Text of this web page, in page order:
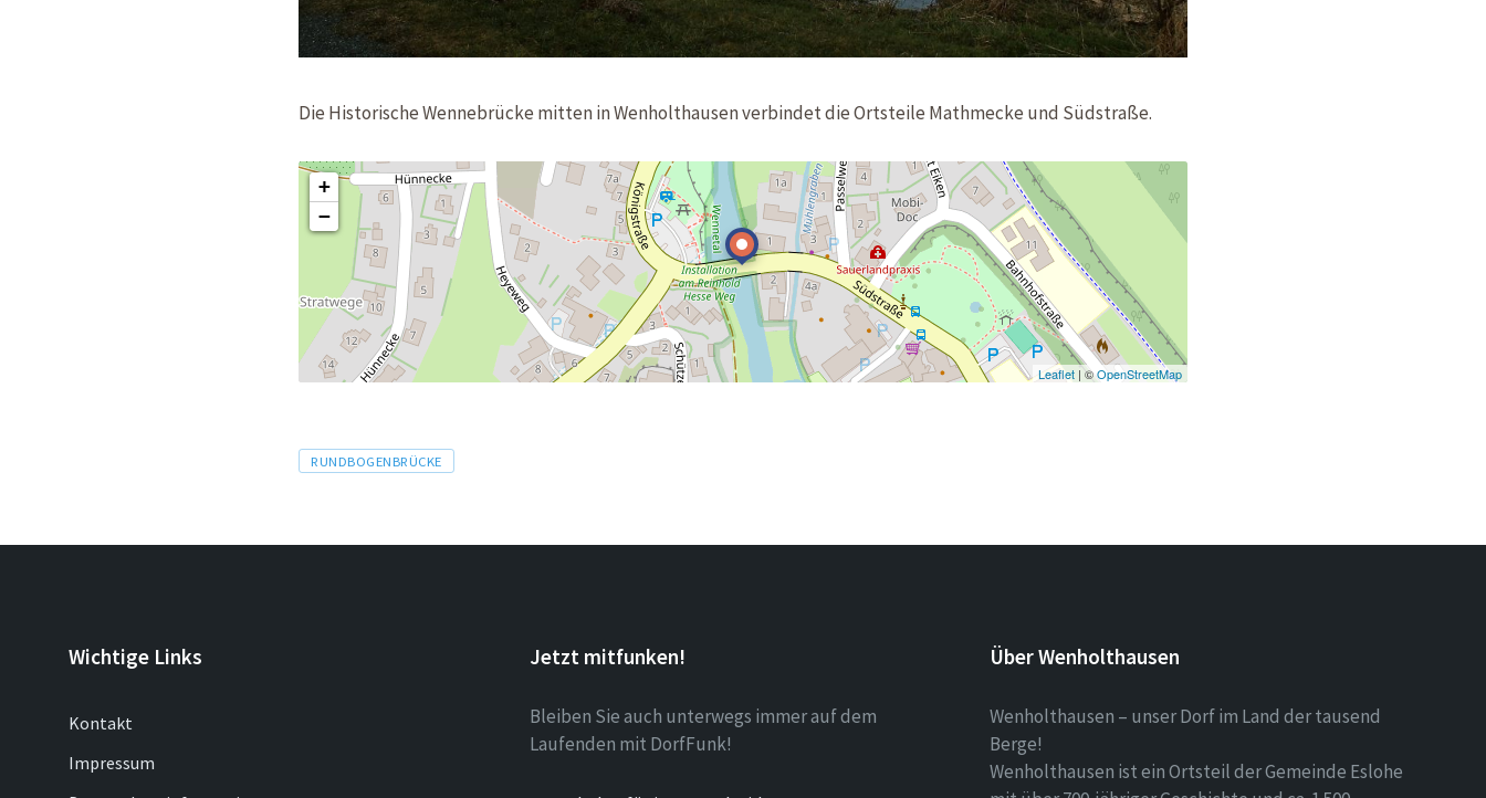
Die Historische Wennebrücke mitten in Wenholthausen verbindet die Ortsteile Mathmecke und Südstraße.
+
−
Leaflet| ©OpenStreetMap
Tags
RUNDBOGENBRÜCKE
Wichtige Links
Kontakt
Impressum
Jetzt mitfunken!
Bleiben Sie auch unterwegs immer auf dem
Laufenden mit DorfFunk!
Über Wenholthausen
Wenholthausen – unser Dorf im Land der tausend
Berge!
Wenholthausen ist ein Ortsteil der Gemeinde Eslohe